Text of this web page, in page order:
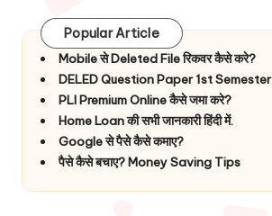
Popular Article
Mobile से Deleted File रिकवर कैसे करे?
DELED Question Paper 1st Semester
PLI Premium Online कैसे जमा करे?
Home Loan की सभी जानकारी हिंदी में.
Google से पैसे कैसे कमाए?
पैसे कैसे बचाए? Money Saving Tips